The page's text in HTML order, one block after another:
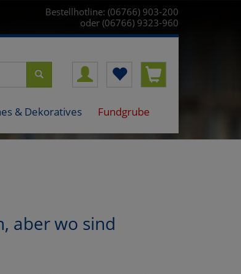
Bestellhotline: (06766) 903-200
oder (06766) 9323-960
& Dekoratives Fundgrube
aber wo sind